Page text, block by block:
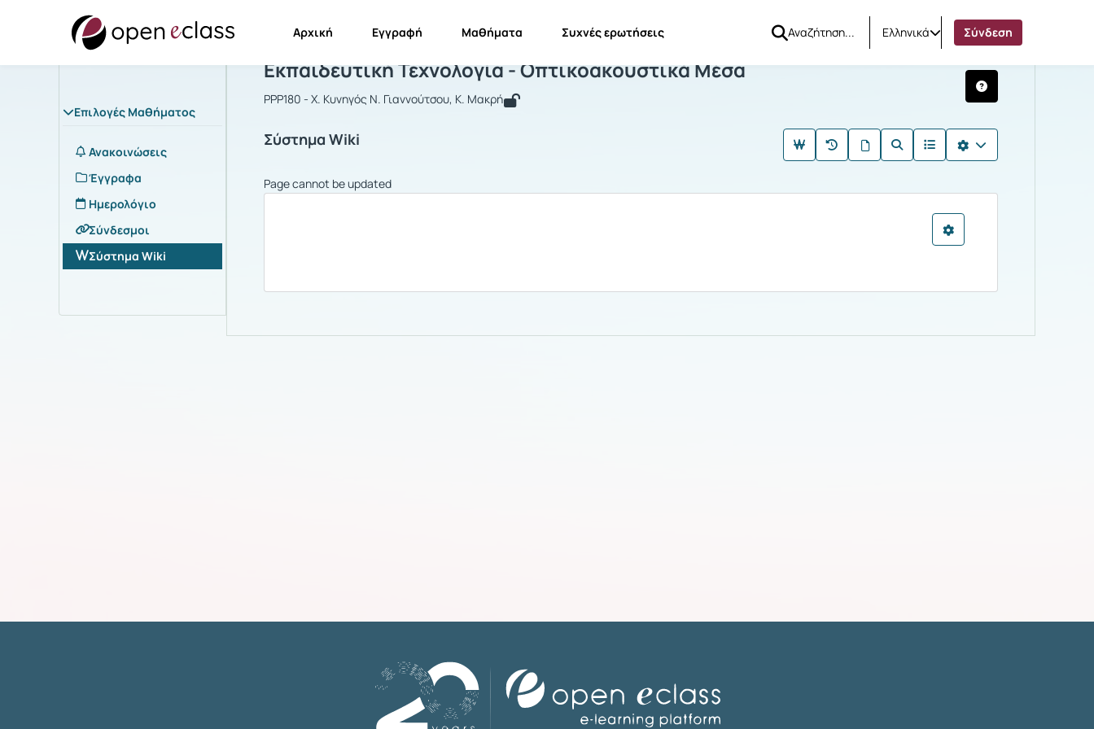
Αρχική Εγγραφή Μαθήματα Συχνές ερωτήσεις Ελληνικά Σύνδεση
Επιλογές Μαθήματος
Ανακοινώσεις
Έγγραφα
Ημερολόγιο
Σύνδεσμοι
Σύστημα Wiki
Μάθημα : Εκπαιδευτική Τεχνολογία - Οπτικοακουστικά Μέσα
Εκπαιδευτική Τεχνολογία - Οπτικοακουστικά Μέσα
PPP180 - Χ. Κυνηγός Ν. Γιαννούτσου, Κ. Μακρή
Σύστημα Wiki
Page cannot be updated